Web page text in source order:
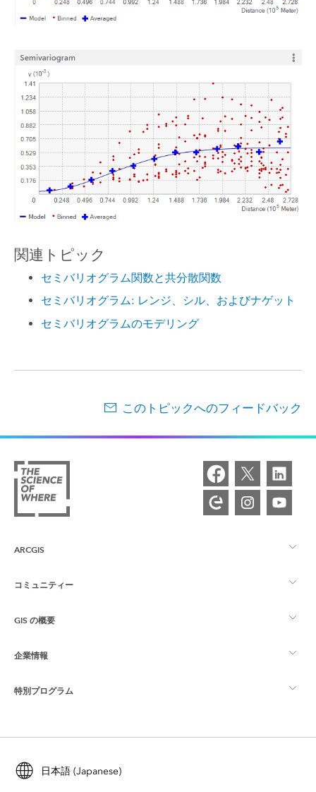
関連トピック
セミバリオグラム関数と共分散関数
セミバリオグラム: レンジ、シル、およびナゲット
セミバリオグラムのモデリング
このトピックへのフィードバック
ARCGIS
ArcGIS の概要
マッピング
コミュニティー
Esri Community
ArcGIS ブログ
Esri Young Professionals Network
GIS の概要
GIS とは
ロケーション インテリジェンス
トレーニング
ArcUser
企業情報
Esri について
採用情報
特別プログラム
ArcGIS for Student Use
日本語 (Japanese)